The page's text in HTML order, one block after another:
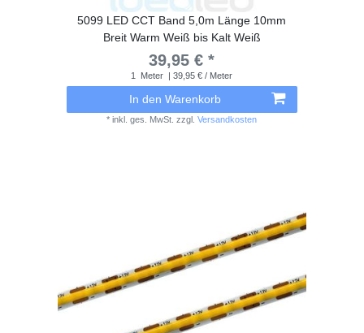
5099 LED CCT Band 5,0m Länge 10mm
Breit Warm Weiß bis Kalt Weiß
39,95 € *
1 Meter | 39,95 € / Meter
In den Warenkorb
*inkl. ges. MwSt. zzgl.Versandkosten